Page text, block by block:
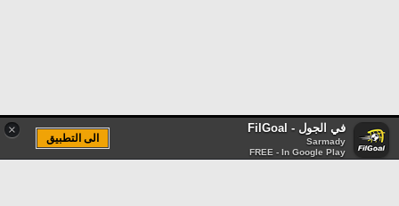
× في الجول - FilGoal
Sarmady
FREE - In Google Play
الى التطبيق